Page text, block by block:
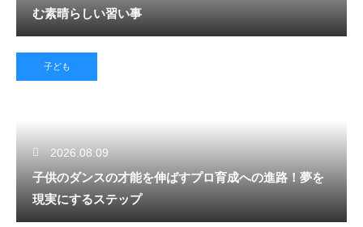
む素晴らしい習い事
子ども
2026.08.09
子供のダンスの才能を伸ばすプロ育成への進路！夢を
現実にするステップ